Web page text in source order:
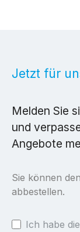
Jetzt für
Melden Sie
und
Angebote
Sie können
abbestellen.
Ich habe die